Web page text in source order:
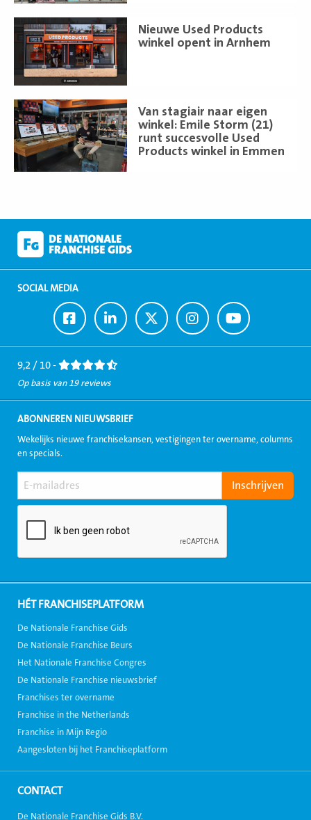
Nieuwe Used Products
winkel opent in Arnhem
Lees
meer
Van stagiair naar eigen
winkel: Emile Storm (21)
runt succesvolle Used
Products winkel in Emmen
Lees
meer
SOCIAL MEDIA
Ga
naar
Facebook
Ga
naar
LinkedIn
Ga
naar
Twitter
Ga
naar
Instagram
Ga
naar
Youtube
9,2 / 10 -
Op basis van 19 reviews
ABONNEREN NIEUWSBRIEF
Wekelijks nieuwe franchisekansen, vestigingen ter overname, columns
en specials.
HÉT FRANCHISEPLATFORM
De Nationale Franchise Gids
De Nationale Franchise Beurs
Het Nationale Franchise Congres
De Nationale Franchise nieuwsbrief
Franchises ter overname
Franchise in the Netherlands
Franchise in Mijn Regio
Aangesloten bij het Franchiseplatform
CONTACT
De Nationale Franchise Gids B.V.